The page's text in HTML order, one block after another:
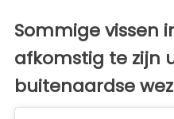
Sommige vissen
afkomstig te zijn
buitenaardse